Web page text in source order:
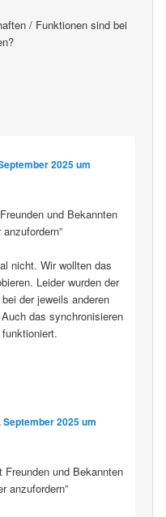
/ Funktionen sind bei
2025 um
und Bekannten
nicht. Wir wollten das
Leider wurden der
der jeweils anderen
das synchronisieren
September 2025 um
Freunden und Bekannten
anzufordern”